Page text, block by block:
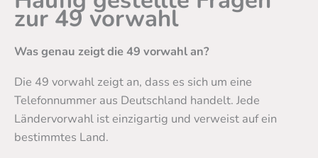
zur 49 vorwahl
Was genau zeigt die 49 vorwahl an?
Die 49 vorwahl zeigt an, dass es sich um eine
Telefonnummer aus Deutschland handelt. Jede
Ländervorwahl ist einzigartig und verweist auf ein
bestimmtes Land.